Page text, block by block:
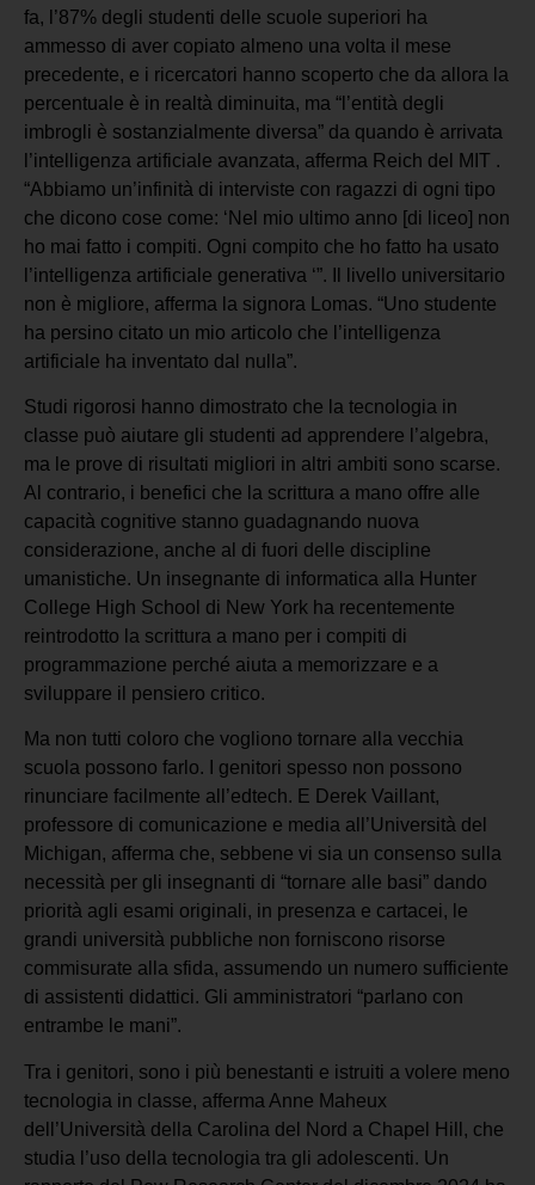
fa, l’87% degli studenti delle scuole superiori ha
ammesso di aver copiato almeno una volta il mese
precedente, e i ricercatori hanno scoperto che da allora la
percentuale è in realtà diminuita, ma “l’entità degli
imbrogli è sostanzialmente diversa” da quando è arrivata
l’intelligenza artificiale avanzata, afferma Reich del MIT .
“Abbiamo un’infinità di interviste con ragazzi di ogni tipo
che dicono cose come: ‘Nel mio ultimo anno [di liceo] non
ho mai fatto i compiti. Ogni compito che ho fatto ha usato
l’intelligenza artificiale generativa ‘”. Il livello universitario
non è migliore, afferma la signora Lomas. “Uno studente
ha persino citato un mio articolo che l’intelligenza
artificiale ha inventato dal nulla”.
Studi rigorosi hanno dimostrato che la tecnologia in
classe può aiutare gli studenti ad apprendere l’algebra,
ma le prove di risultati migliori in altri ambiti sono scarse.
Al contrario, i benefici che la scrittura a mano offre alle
capacità cognitive stanno guadagnando nuova
considerazione, anche al di fuori delle discipline
umanistiche. Un insegnante di informatica alla Hunter
College High School di New York ha recentemente
reintrodotto la scrittura a mano per i compiti di
programmazione perché aiuta a memorizzare e a
sviluppare il pensiero critico.
Ma non tutti coloro che vogliono tornare alla vecchia
scuola possono farlo. I genitori spesso non possono
rinunciare facilmente all’edtech. E Derek Vaillant,
professore di comunicazione e media all’Università del
Michigan, afferma che, sebbene vi sia un consenso sulla
necessità per gli insegnanti di “tornare alle basi” dando
priorità agli esami originali, in presenza e cartacei, le
grandi università pubbliche non forniscono risorse
commisurate alla sfida, assumendo un numero sufficiente
di assistenti didattici. Gli amministratori “parlano con
entrambe le mani”.
Tra i genitori, sono i più benestanti e istruiti a volere meno
tecnologia in classe, afferma Anne Maheux
dell’Università della Carolina del Nord a Chapel Hill, che
studia l’uso della tecnologia tra gli adolescenti. Un